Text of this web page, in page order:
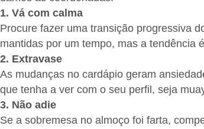
1. Vá com calma
Procure fazer uma transição progressiva
mantidas por um tempo, mas a tendência
2. Extravase
As mudanças no cardápio geram
que tenha a ver com o seu perfil, seja
3. Não adie
Se a sobremesa no almoço foi farta,